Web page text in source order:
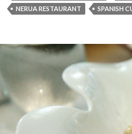
NERUA RESTAURANT
SPANISH